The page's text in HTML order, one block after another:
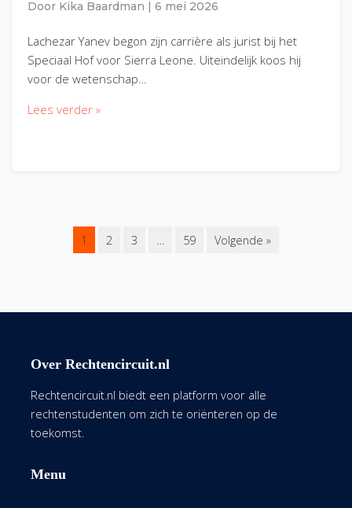
Door Kika Baardman 6 mei 2026
Lachezar Yanev begon zijn carrière als jurist bij het
Speciaal Hof voor Sierra Leone. Uiteindelijk koos hij
voor de wetenschap…
Lees verder »
1 2 3 … 59 Volgende »
Over Rechtencircuit.nl
Rechtencircuit.nl biedt een platform voor alle
rechtenstudenten om zich te oriënteren op de
toekomst.
Menu